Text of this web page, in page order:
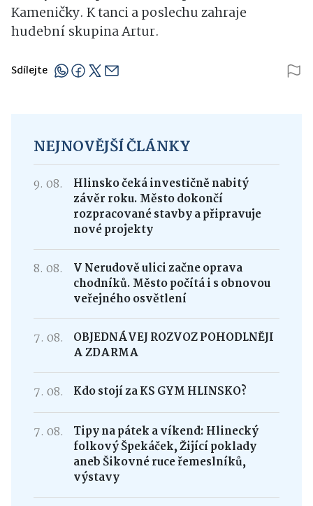
Kameničky. K tanci a poslechu zahraje
hudební skupina Artur.
Sdílejte
NEJNOVĚJŠÍ ČLÁNKY
9. 08.
Hlinsko čeká investičně nabitý
závěr roku. Město dokončí
rozpracované stavby a připravuje
nové projekty
8. 08.
V Nerudově ulici začne oprava
chodníků. Město počítá i s obnovou
veřejného osvětlení
7. 08.
OBJEDNÁVEJ ROZVOZ POHODLNĚJI
A ZDARMA
7. 08. Kdo stojí za KS GYM HLINSKO?
7. 08.
Tipy na pátek a víkend: Hlinecký
folkový Špekáček, Žijící poklady
aneb Šikovné ruce řemeslníků,
výstavy